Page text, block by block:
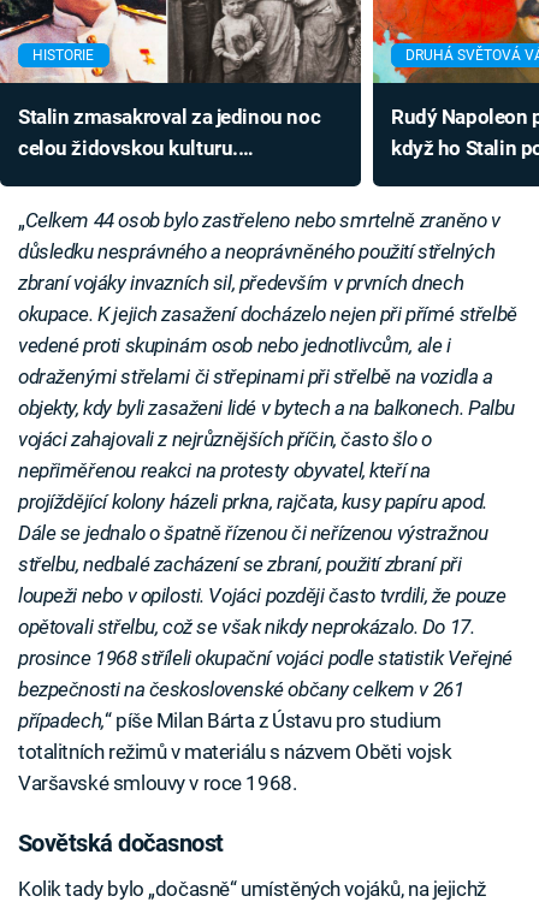
HISTORIE
Stalin zmasakroval za jedinou noc
celou židovskou kulturu.
DRUHÁ SVĚTOVÁ
Rudý Napoleon
když ho Stalin
„Celkem 44 osob bylo zastřeleno nebo smrtelně zraněno v
důsledku nesprávného a neoprávněného použití střelných
zbraní vojáky invazních sil, především v prvních dnech
okupace. K jejich zasažení docházelo nejen při přímé střelbě
vedené proti skupinám osob nebo jednotlivcům, ale i
odraženými střelami či střepinami při střelbě na vozidla a
objekty, kdy byli zasaženi lidé v bytech a na balkonech. Palbu
vojáci zahajovali z nejrůznějších příčin, často šlo o
nepřiměřenou reakci na protesty obyvatel, kteří na
projíždějící kolony házeli prkna, rajčata, kusy papíru apod.
Dále se jednalo o špatně řízenou či neřízenou výstražnou
střelbu, nedbalé zacházení se zbraní, použití zbraní při
loupeži nebo v opilosti. Vojáci později často tvrdili, že pouze
opětovali střelbu, což se však nikdy neprokázalo. Do 17.
prosince 1968 stříleli okupační vojáci podle statistik Veřejné
bezpečnosti na československé občany celkem v 261
případech,“ píše Milan Bárta z Ústavu pro studium
totalitních režimů v materiálu s názvem Oběti vojsk
Varšavské smlouvy v roce 1968.
Sovětská dočasnost
Kolik tady bylo „dočasně“ umístěných vojáků, na jejichž